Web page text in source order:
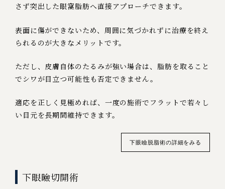
さず突出した眼窩脂肪へ直接アプローチできます。
表面に傷ができないため、周囲に気づかれずに治療を終え
られるのが大きなメリットです。
ただし、皮膚自体のたるみが強い場合は、脂肪を取ること
でシワが目立つ可能性も否定できません。
適応を正しく見極めれば、一度の施術でフラットで若々し
い目元を長期間維持できます。
下眼瞼脱脂術の詳細をみる
下眼瞼切開術